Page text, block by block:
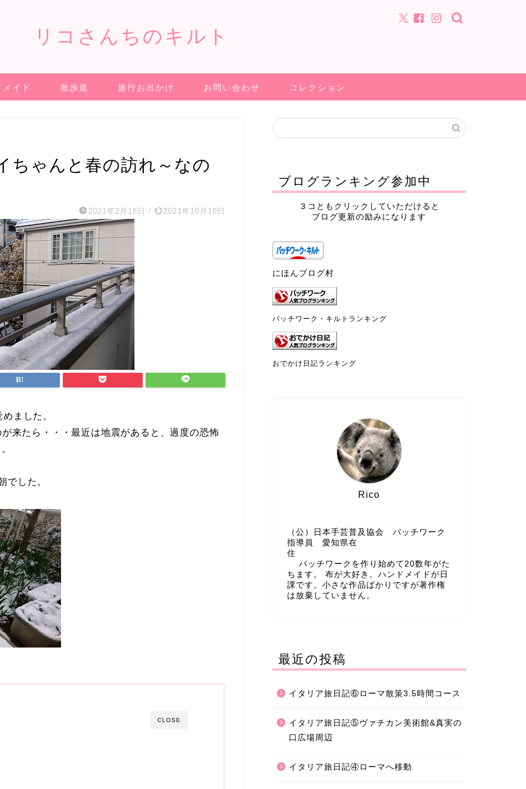
リコさんちのキルト
イド 散歩道 旅行お出かけ お問い合わせ コレクション
ちゃんと春の訪れ～なの
2021年2月18日 / 2021年10月10日
ました。
来たら・・・最近は地震があると、過度の恐怖
でした。
CLOSE
ブログランキング参加中
３コともクリックしていただけると
ブログ更新の励みになります
にほんブログ村
パッチワーク・キルトランキング
おでかけ日記ランキング
Rico
（公）日本手芸普及協会 パッチワーク
指導員 愛知県在
住
パッチワークを作り始めて20数年がた
ちます。 布が大好き。ハンドメイドが日
課です。小さな作品ばかりですが著作権
は放棄していません。
最近の投稿
イタリア旅日記⑥ローマ散策3.5時間コース
イタリア旅日記⑤ヴァチカン美術館&真実の
口広場周辺
イタリア旅日記④ローマへ移動